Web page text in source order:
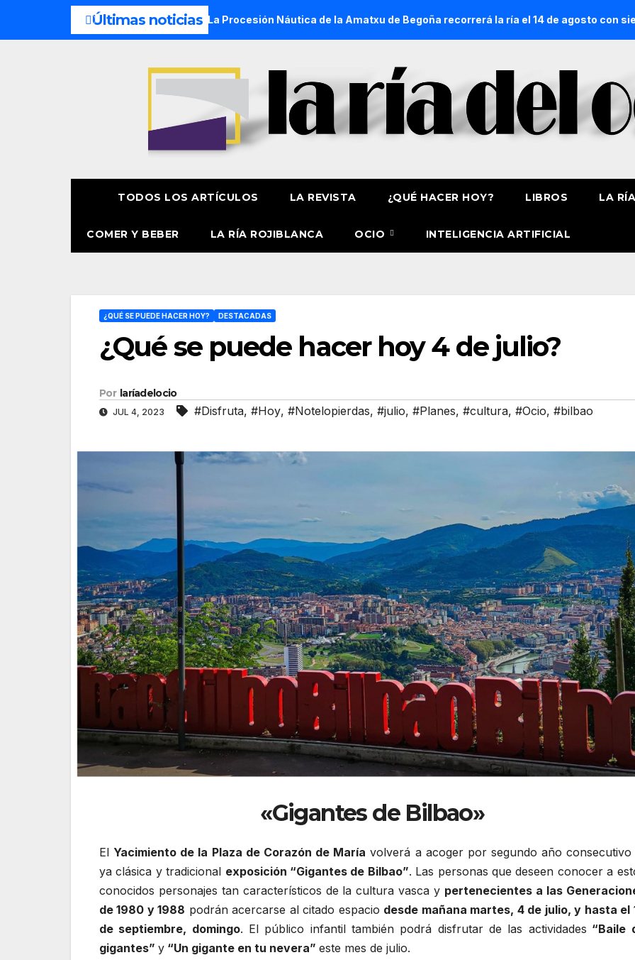
Últimas noticias
Aste Nagusia 2026 La Procesión Náutica de la Amatxu de Begoña recorrerá la ría el 14 de agosto con siete
TODOS LOS ARTÍCULOS LA REVISTA ¿QUÉ HACER HOY? LIBROS LA
COMER Y BEBER LA RÍA ROJIBLANCA OCIO INTELIGENCIA ARTIFICIAL
¿QUÉ SE PUEDE HACER HOY? DESTACADAS
¿Qué se puede hacer hoy 4 de julio?
Por laríadelocio
JUL 4, 2023 #Disfruta, #Hoy, #Notelopierdas, #julio, #Planes, #cultura, #Ocio, #bilbao
«Gigantes de Bilbao»
El Yacimiento de la Plaza de Corazón de María volverá a acoger por segundo año consecutivo
ya clásica y tradicional exposición “Gigantes de Bilbao”. Las personas que deseen conocer a
conocidos personajes tan característicos de la cultura vasca y pertenecientes a las
de 1980 y 1988 podrán acercarse al citado espacio desde mañana martes, 4 de julio, y hasta el
de septiembre, domingo. El público infantil también podrá disfrutar de las actividades “Baile
gigantes” y “Un gigante en tu nevera” este mes de julio.